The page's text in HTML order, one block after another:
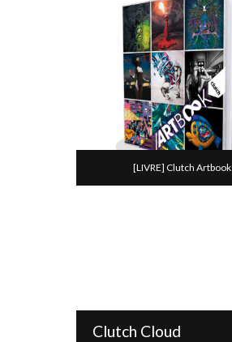
[LIVRE] Clutch Artbook
Clutch Cloud